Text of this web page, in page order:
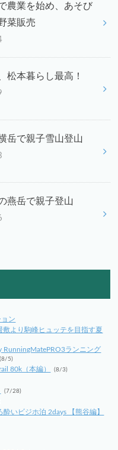
農業を始め、あそび
菜販売
松本暮らし最高！
岳で親子雪山登山
燕岳で親子登山
ン
敷より駒峰ヒュッテを目指す夏
RunningMatePRO3ランニング
(8/5)
80k（本編） (8/3)
(7/28)
いビジホ泊 2days 【熊谷編】